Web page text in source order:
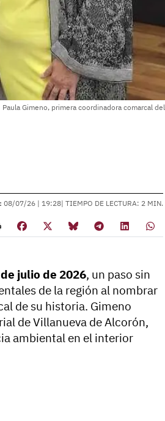
Paula Gimeno, primera coordinadora comarcal
08/07/26 | 19:28| TIEMPO DE LECTURA: 2 MIN.
julio de 2026, un paso sin
de la región al nombrar
de su historia. Gimeno
de Villanueva de Alcorón,
ambiental en el interior